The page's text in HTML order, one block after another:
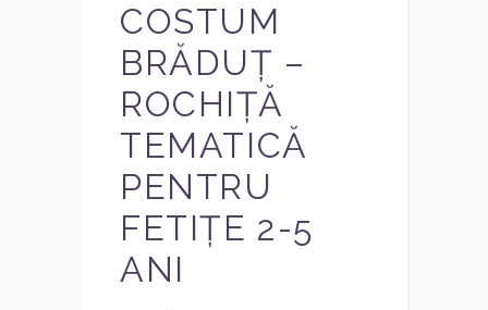
COSTUM
BRĂDUȚ –
ROCHIȚĂ
TEMATICĂ
PENTRU
FETIȚE 2-5
ANI